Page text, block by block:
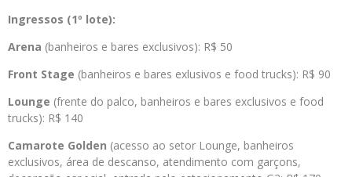
Ingressos (1º lote):
Arena (banheiros e bares exclusivos): R$ 50
Front Stage (banheiros e bares exlusivos e food trucks): R$ 90
Lounge (frente do palco, banheiros e bares exclusivos e food
trucks): R$ 140
Camarote Golden (acesso ao setor Lounge, banheiros
exclusivos, área de descanso, atendimento com garçons,